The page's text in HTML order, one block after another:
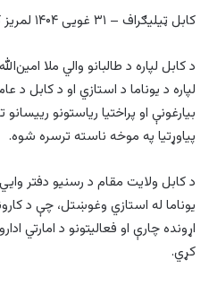
کابل ټیلیګراف – ۳۱ غویی ۱۴۰۴ لمریز کال
د کابل لپاره د طالبانو والي ملا
لپاره د یوناما د استازي او د کابل د
بیارغونې او پراختیا ریاستونو
پیاوړتیا په موخه ناسته ترسره شوه.
د کابل ولایت مقام د رسنیو دفتر
یوناما له استازي وغوښتل، چې د
اړونده چارې او فعالیتونو د امارتي
کړي.